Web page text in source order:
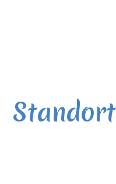
Standort